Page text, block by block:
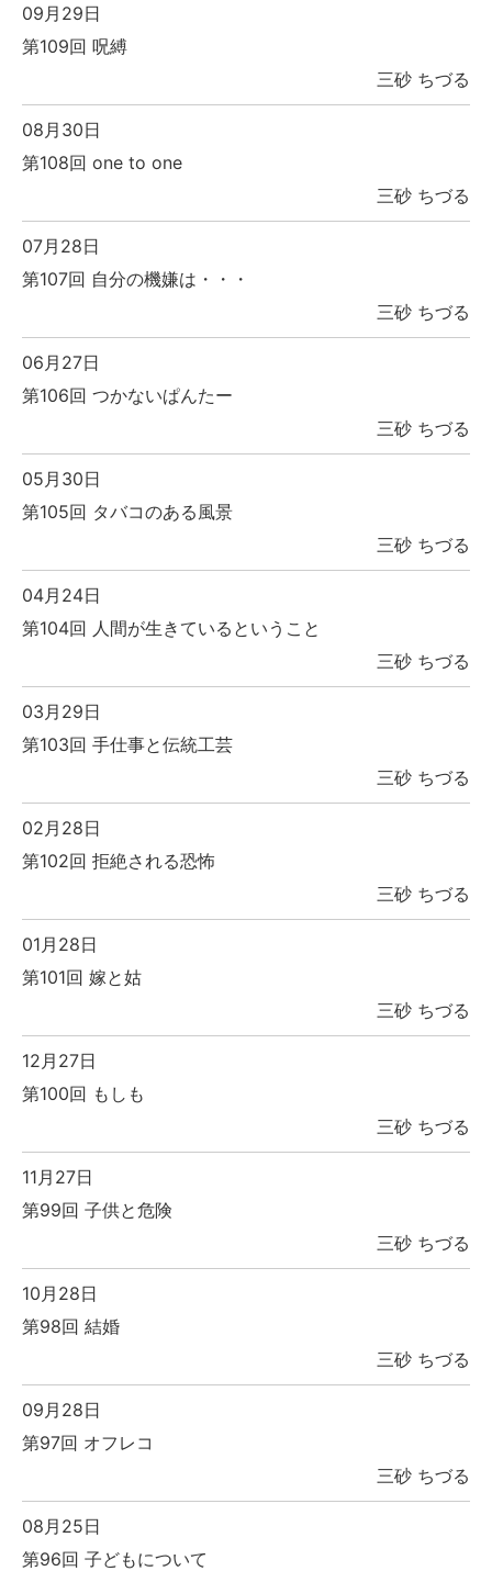
09月29日
第109回 呪縛
三砂 ちづる
08月30日
第108回 one to one
三砂 ちづる
07月28日
第107回 自分の機嫌は・・・
三砂 ちづる
06月27日
第106回 つかないぱんたー
三砂 ちづる
05月30日
第105回 タバコのある風景
三砂 ちづる
04月24日
第104回 人間が生きているということ
三砂 ちづる
03月29日
第103回 手仕事と伝統工芸
三砂 ちづる
02月28日
第102回 拒絶される恐怖
三砂 ちづる
01月28日
第101回 嫁と姑
三砂 ちづる
12月27日
第100回 もしも
三砂 ちづる
11月27日
第99回 子供と危険
三砂 ちづる
10月28日
第98回 結婚
三砂 ちづる
09月28日
第97回 オフレコ
三砂 ちづる
08月25日
第96回 子どもについて